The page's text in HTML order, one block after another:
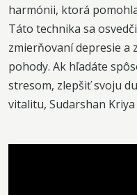
harmónii, ktorá
Táto technika sa
zmierňovaní depresie a
pohody. Ak hľadáte
stresom, zlepšiť svoju
vitalitu, Sudarshan